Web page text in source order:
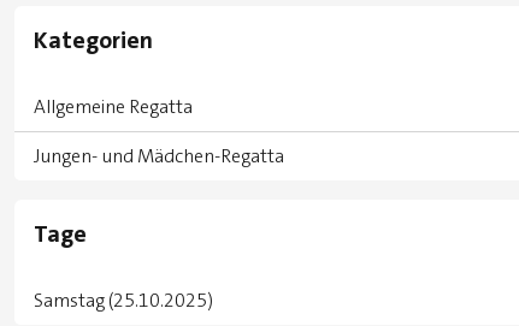
Kategorien
Allgemeine Regatta
Jungen- und Mädchen-Regatta
Tage
Samstag (25.10.2025)